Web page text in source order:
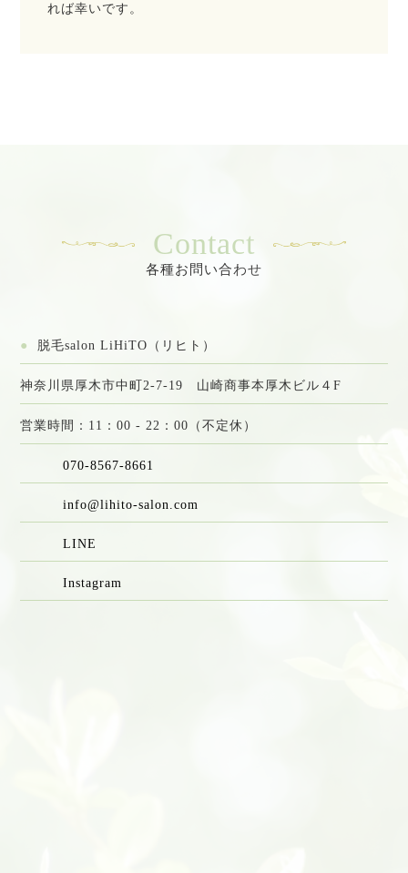
れば幸いです。
● 脱毛salon LiHiTO（リヒト）
神奈川県厚木市中町2-7-19 山崎商事本厚木ビル４F
営業時間：11：00 - 22：00（不定休）
070-8567-8661
info@lihito-salon.com
LINE
Instagram